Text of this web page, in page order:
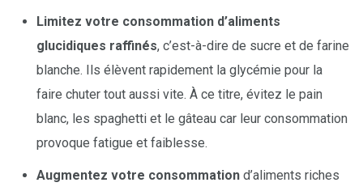
Limitez votre consommation d’aliments
glucidiques raffinés, c’est-à-dire de sucre et de farine
blanche. Ils élèvent rapidement la glycémie pour la
faire chuter tout aussi vite. À ce titre, évitez le pain
blanc, les spaghetti et le gâteau car leur consommation
provoque fatigue et faiblesse.
Augmentez votre consommation d’aliments riches